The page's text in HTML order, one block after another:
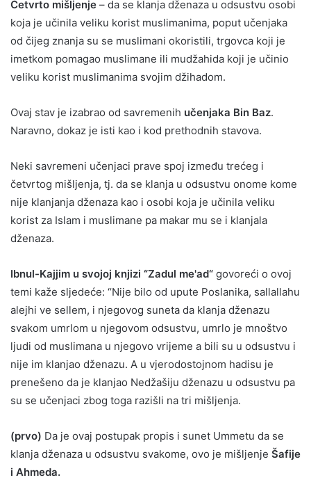
Četvrto mišljenje – da se klanja dženaza u odsustvu osobi
koja je učinila veliku korist muslimanima, poput učenjaka
od čijeg znanja su se muslimani okoristili, trgovca koji je
imetkom pomagao muslimane ili mudžahida koji je učinio
veliku korist muslimanima svojim džihadom.
Ovaj stav je izabrao od savremenih učenjaka Bin Baz.
Naravno, dokaz je isti kao i kod prethodnih stavova.
Neki savremeni učenjaci prave spoj između trećeg i
četvrtog mišljenja, tj. da se klanja u odsustvu onome kome
nije klanjanja dženaza kao i osobi koja je učinila veliku
korist za Islam i muslimane pa makar mu se i klanjala
dženaza.
Ibnul-Kajjim u svojoj knjizi “Zadul me'ad“ govoreći o ovoj
temi kaže sljedeće: “Nije bilo od upute Poslanika, sallallahu
alejhi ve sellem, i njegovog suneta da klanja dženazu
svakom umrlom u njegovom odsustvu, umrlo je mnoštvo
ljudi od muslimana u njegovo vrijeme a bili su u odsustvu i
nije im klanjao dženazu. A u vjerodostojnom hadisu je
prenešeno da je klanjao Nedžašiju dženazu u odsustvu pa
su se učenjaci zbog toga razišli na tri mišljenja.
(prvo) Da je ovaj postupak propis i sunet Ummetu da se
klanja dženaza u odsustvu svakome, ovo je mišljenje Šafije
i Ahmeda.